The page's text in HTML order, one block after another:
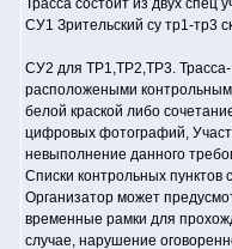
Трасса состоит из двух спец
СУ1 Зрительский су тр1-тр3
СУ2 для ТР1,ТР2,ТР3. Трасса-
расположеными
белой краской либо
цифровых фотографий,
невыполнение данного
Списки контрольных пунктов
Организатор может
временные рамки для
случае, нарушение